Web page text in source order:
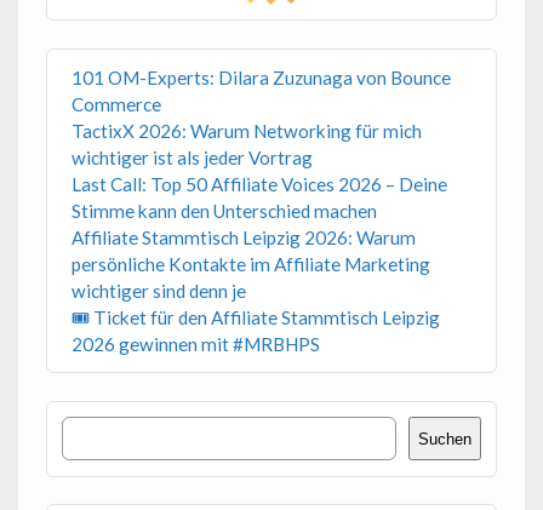
101 OM-Experts: Dilara Zuzunaga von Bounce
Commerce
TactixX 2026: Warum Networking für mich
wichtiger ist als jeder Vortrag
Last Call: Top 50 Affiliate Voices 2026 – Deine
Stimme kann den Unterschied machen
Affiliate Stammtisch Leipzig 2026: Warum
persönliche Kontakte im Affiliate Marketing
wichtiger sind denn je
🎟 Ticket für den Affiliate Stammtisch Leipzig
2026 gewinnen mit #MRBHPS
Suchen
Suchen